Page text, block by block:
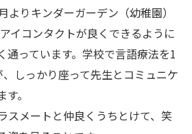
よりキンダーガーデン（幼稚園）
イコンタクトが良くできるように
通っています。学校で言語療法を1
しっかり座って先生とコミュニケ
。
スメートと仲良くうちとけて、笑